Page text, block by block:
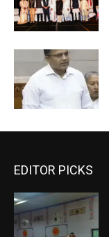
EDITOR PICKS